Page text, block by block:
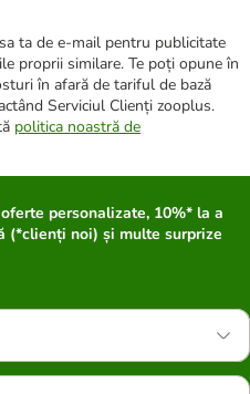
ta de e-mail pentru publicitate
proprii similare. Te poți opune în
în afară de tariful de bază
Serviciul Clienți zooplus.
politica noastră de
personalizate, 10%* la a
(*clienți noi) și multe surprize